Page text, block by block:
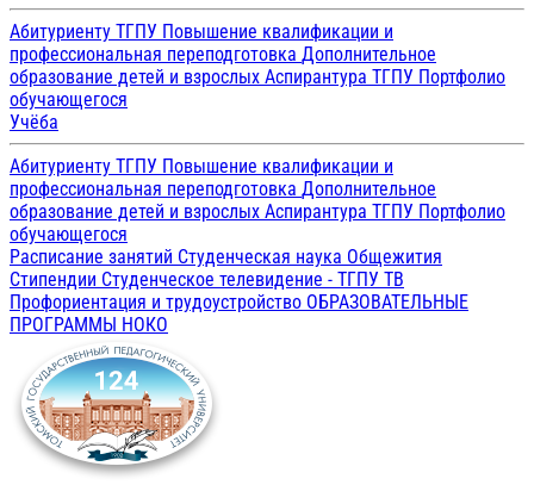
Абитуриенту ТГПУ Повышение квалификации и
профессиональная переподготовка Дополнительное
образование детей и взрослых Аспирантура ТГПУ Портфолио
обучающегося
Учёба
Абитуриенту ТГПУ Повышение квалификации и
профессиональная переподготовка Дополнительное
образование детей и взрослых Аспирантура ТГПУ Портфолио
обучающегося
Расписание занятий Студенческая наука Общежития
Стипендии Студенческое телевидение - ТГПУ ТВ
Профориентация и трудоустройство ОБРАЗОВАТЕЛЬНЫЕ
ПРОГРАММЫ НОКО